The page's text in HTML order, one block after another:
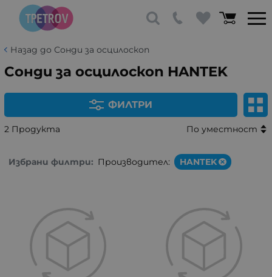
Назад до Сонди за осцилоскоп
Сонди за осцилоскоп HANTEK
ФИЛТРИ
2 Продукта По уместност
Избрани филтри: Производител: HANTEK